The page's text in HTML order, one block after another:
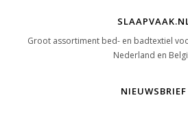
Groot assortiment bed- en badtextiel
Nederland en
NIEUWSBRIEF